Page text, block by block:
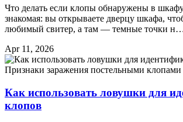
Что делать если клопы обнаружены в
знакомая: вы открываете дверцу шкафа,
любимый свитер, а там — темные точки
Apr 11, 2026
Признаки заражения постельными клопами
Как использовать ловушки для
клопов